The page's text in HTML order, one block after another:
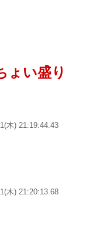
ょい盛り
木) 21:19:44.43
木) 21:20:13.68